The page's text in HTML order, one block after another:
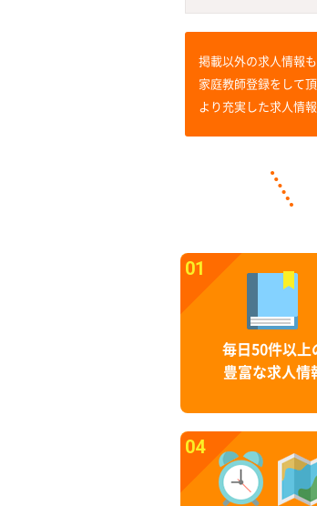
掲載以外の求人情報
家庭教師登録をして頂
より充実した求人情報
01
毎日50件以上
豊富な求人情
04